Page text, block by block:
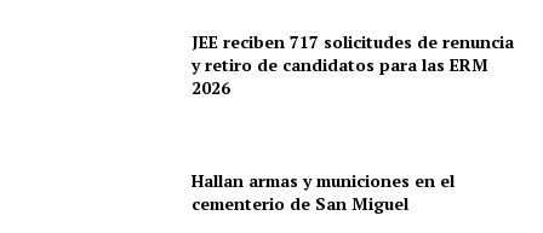
JEE reciben 717 solicitudes de renuncia
y retiro de candidatos para las ERM
2026
Hallan armas y municiones en el
cementerio de San Miguel